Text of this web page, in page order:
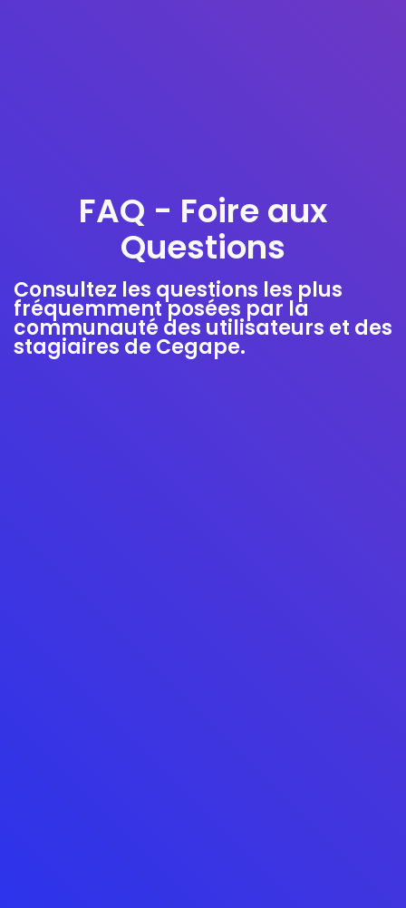
FAQ - Foire aux
Questions
Consultez les questions les plus
fréquemment posées par la
communauté des utilisateurs et des
stagiaires de Cegape.